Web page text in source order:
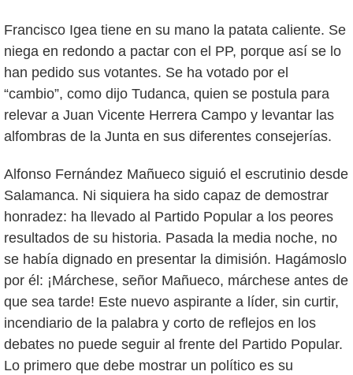
Francisco Igea tiene en su mano la patata caliente. Se
niega en redondo a pactar con el PP, porque así se lo
han pedido sus votantes. Se ha votado por el
“cambio”, como dijo Tudanca, quien se postula para
relevar a Juan Vicente Herrera Campo y levantar las
alfombras de la Junta en sus diferentes consejerías.
Alfonso Fernández Mañueco siguió el escrutinio desde
Salamanca. Ni siquiera ha sido capaz de demostrar
honradez: ha llevado al Partido Popular a los peores
resultados de su historia. Pasada la media noche, no
se había dignado en presentar la dimisión. Hagámoslo
por él: ¡Márchese, señor Mañueco, márchese antes de
que sea tarde! Este nuevo aspirante a líder, sin curtir,
incendiario de la palabra y corto de reflejos en los
debates no puede seguir al frente del Partido Popular.
Lo primero que debe mostrar un político es su